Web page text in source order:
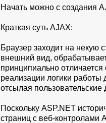
Начать можно с создания
Краткая суть AJAX:
Браузер заходит на некую
внешний вид,
принципиально
реализации логики
отсылая
Поскольку ASP.NET
страниц с веб-контролами